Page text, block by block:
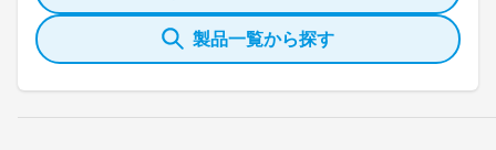
製品一覧から探す